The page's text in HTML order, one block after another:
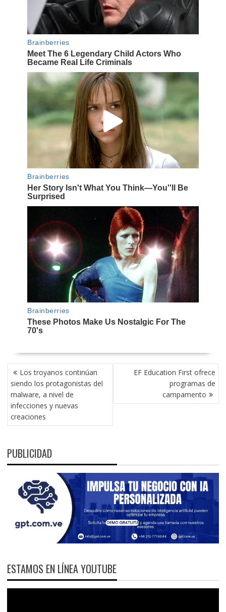
NAVEGACIÓN
DE
ENTRADAS
Los troyanos continúan
siendo los protagonistas del
malware, a nivel de
infecciones y nuevas
creaciones
EF Education First ofrece
programas de
campamento
PUBLICIDAD
ESTAMOS EN LÍNEA YOUTUBE